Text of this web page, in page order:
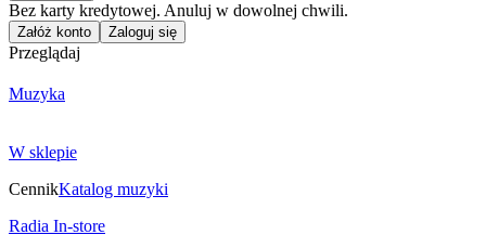
Bez karty kredytowej. Anuluj w dowolnej chwili.
Załóż konto Zaloguj się
Przeglądaj
Muzyka
W sklepie
CennikKatalog muzyki
Radia In-store